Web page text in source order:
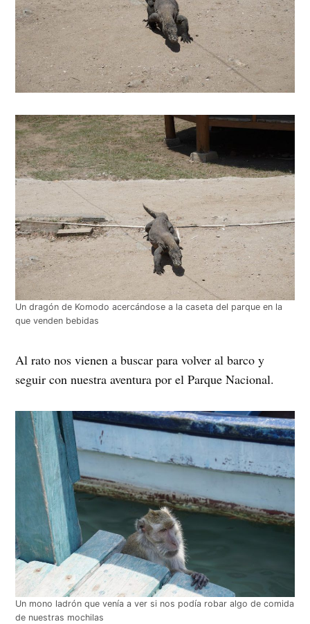
Un dragón de Komodo acercándose a la caseta del parque en la
que venden bebidas
Al rato nos vienen a buscar para volver al barco y
seguir con nuestra aventura por el Parque Nacional.
Un mono ladrón que venía a ver si nos podía robar algo de comida
de nuestras mochilas